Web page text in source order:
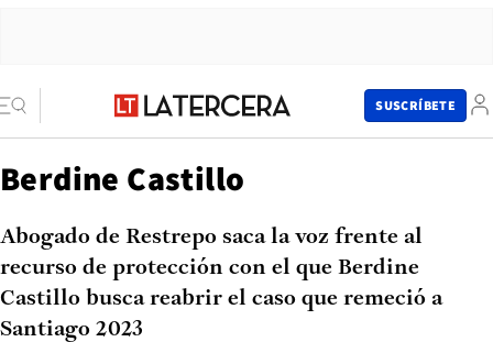
SUSCRÍBETE
Berdine Castillo
Abogado de Restrepo saca la voz frente al
recurso de protección con el que Berdine
Castillo busca reabrir el caso que remeció a
Santiago 2023